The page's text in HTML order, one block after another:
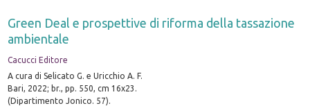
Green Deal e prospettive di riforma della tassazione
ambientale
Cacucci Editore
A cura di Selicato G. e Uricchio A. F.
Bari, 2022; br., pp. 550, cm 16x23.
(Dipartimento Jonico. 57).